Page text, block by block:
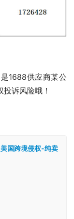
1688供应商某公
诉风险哦！
国跨境侵权-纯卖